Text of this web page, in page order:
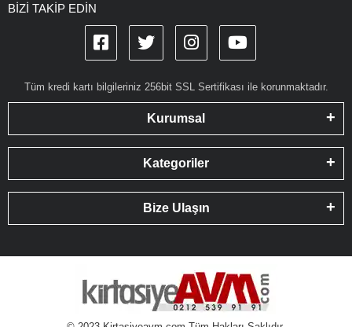
BİZİ TAKİP EDİN
Tüm kredi kartı bilgileriniz 256bit SSL Sertifikası ile korunmaktadır.
Kurumsal
Kategoriler
Bize Ulaşın